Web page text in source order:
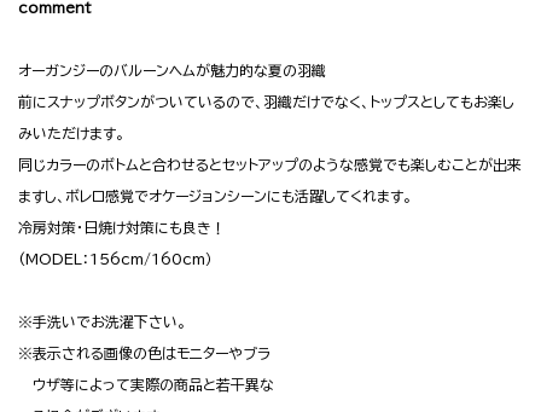
comment
オーガンジーのバルーンヘムが魅力的な夏の羽織
前にスナップボタンがついているので、羽織だけでなく、トップスとしてもお楽し
みいただけます。
同じカラーのボトムと合わせるとセットアップのような感覚でも楽しむことが出来
ますし、ボレロ感覚でオケージョンシーンにも活躍してくれます。
冷房対策・日焼け対策にも良き！
(MODEL：156cm/160cm）
※手洗いでお洗濯下さい。
※表示される画像の色はモニターやブラ
ウザ等によって実際の商品と若干異な